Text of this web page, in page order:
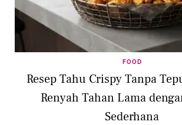
FOOD
Resep Tahu Crispy Tanpa
Renyah Tahan Lama
Sederhana